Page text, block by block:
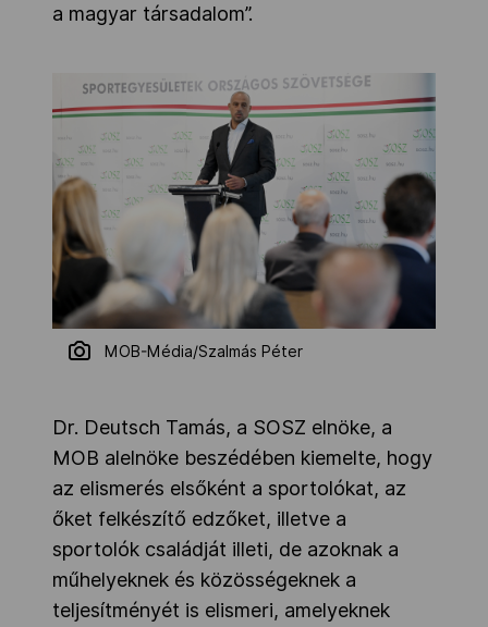
a magyar társadalom”.
MOB-Média/Szalmás Péter
Dr. Deutsch Tamás, a SOSZ elnöke, a
MOB alelnöke beszédében kiemelte, hogy
az elismerés elsőként a sportolókat, az
őket felkészítő edzőket, illetve a
sportolók családját illeti, de azoknak a
műhelyeknek és közösségeknek a
teljesítményét is elismeri, amelyeknek